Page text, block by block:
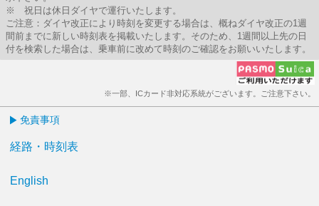
※ 祝日は休日ダイヤで運行いたします。
ご注意：ダイヤ改正により時刻を変更する場合は、概ねダイヤ改正の1週
間前までに新しい時刻表を掲載いたします。そのため、1週間以上先の日
付を検索した場合は、乗車前に改めて時刻のご確認をお願いいたします。
※一部、ICカード非対応系統がございます。ご注意下さい。
免責事項
経路・時刻表
English